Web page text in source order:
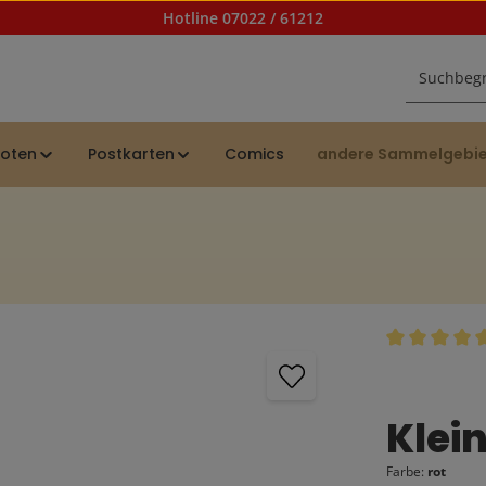
Hotline 07022 / 61212
Postkarten Comics andere
Farbe: rot